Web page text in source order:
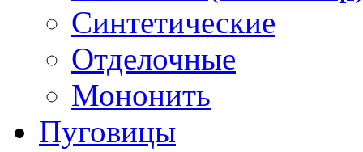
Синтетические
Отделочные
Мононить
Пуговицы